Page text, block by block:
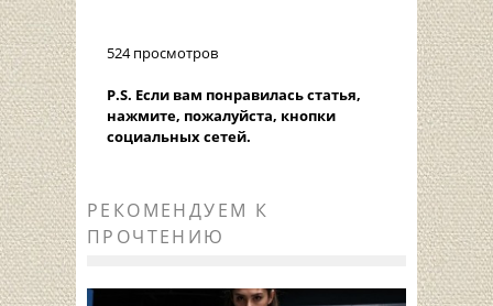
524 просмотров
P.S. Если вам понравилась статья,
нажмите, пожалуйста, кнопки
социальных сетей.
РЕКОМЕНДУЕМ К
ПРОЧТЕНИЮ